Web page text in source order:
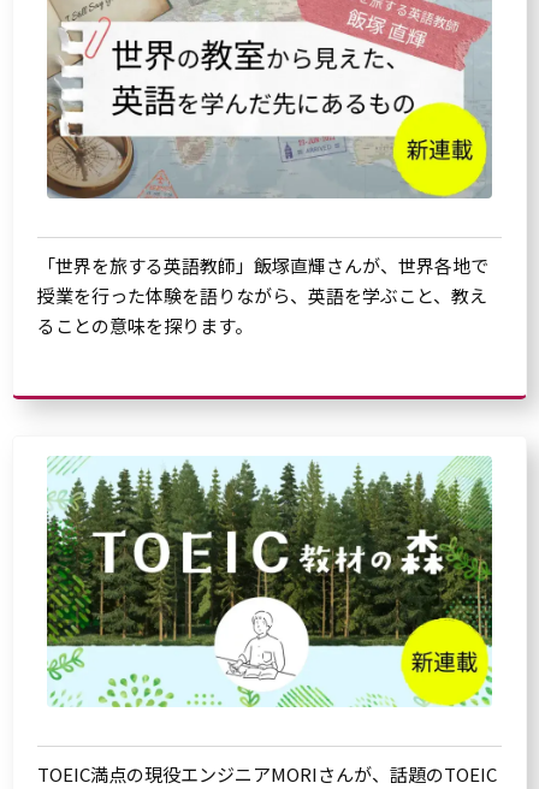
「世界を旅する英語教師」飯塚直輝さんが、世界各地で
授業を行った体験を語りながら、英語を学ぶこと、教え
ることの意味を探ります。
TOEIC満点の現役エンジニアMORIさんが、話題のTOEIC